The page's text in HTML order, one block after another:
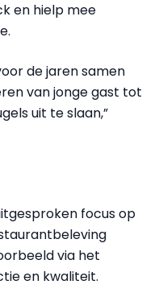
en hielp mee
de jaren samen
van jonge gast tot
uit te slaan,”
focus op
via het
en kwaliteit.